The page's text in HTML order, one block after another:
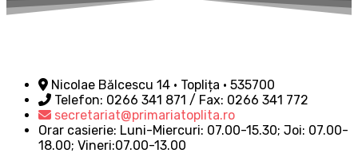
Nicolae Bălcescu 14 • Toplița • 535700
Telefon: 0266 341 871 / Fax: 0266 341 772
secretariat@primariatoplita.ro
Orar casierie: Luni-Miercuri: 07.00-15.30; Joi: 07.00-
18.00; Vineri:07.00-13.00